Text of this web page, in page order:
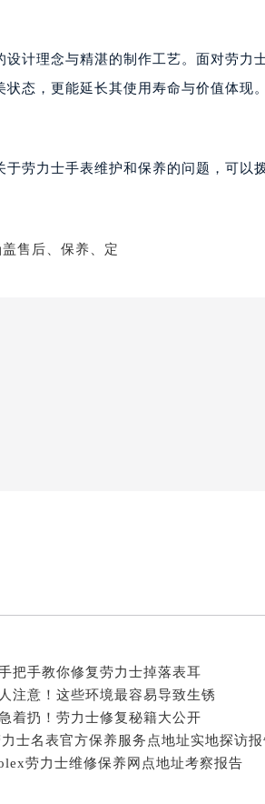
计理念与精湛的制作工艺。面对劳力
态，更能延长其使用寿命与价值体现
劳力士手表维护和保养的问题，可以
把手教你修复劳力士掉落表耳
注意！这些环境最容易导致生锈
着扔！劳力士修复秘籍大公开
士名表官方保养服务点地址实地探访报
劳力士维修保养网点地址考察报告